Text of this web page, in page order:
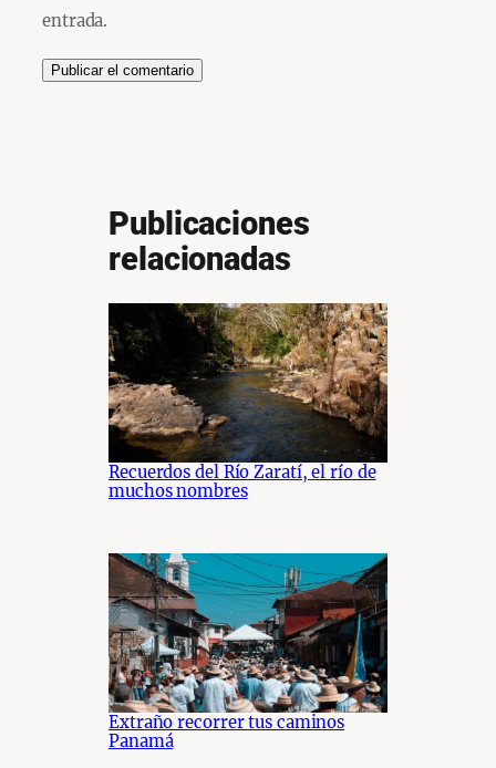
entrada.
Publicaciones
relacionadas
Recuerdos del Río Zaratí, el río de
muchos nombres
Extraño recorrer tus caminos
Panamá